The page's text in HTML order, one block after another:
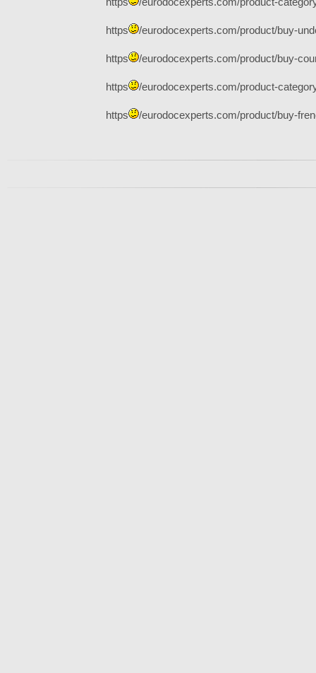
https /eurodocexperts.com/product/buy-
https /eurodocexperts.com/product/buy-
https /eurodocexperts.com/product-
https /eurodocexperts.com/product/buy-